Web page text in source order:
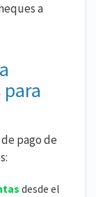
a
pago de
desde el